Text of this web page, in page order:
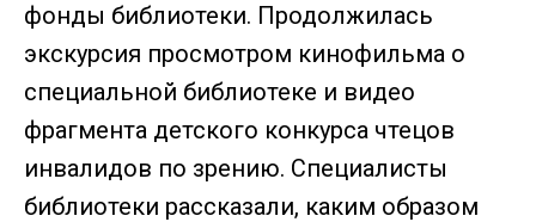
фонды библиотеки. Продолжилась
экскурсия просмотром кинофильма о
специальной библиотеке и видео
фрагмента детского конкурса чтецов
инвалидов по зрению. Специалисты
библиотеки рассказали, каким образом